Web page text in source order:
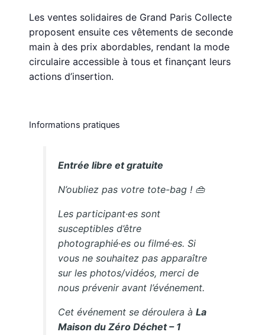
Les ventes solidaires de Grand Paris Collecte
proposent ensuite ces vêtements de seconde
main à des prix abordables, rendant la mode
circulaire accessible à tous et finançant leurs
actions d’insertion.
Informations pratiques
Entrée libre et gratuite
N’oubliez pas votre tote-bag ! 👜
Les participant·es sont
susceptibles d’être
photographié·es ou filmé·es. Si
vous ne souhaitez pas apparaître
sur les photos/vidéos, merci de
nous prévenir avant l’événement.
Cet événement se déroulera àLa
Maison du Zéro Déchet – 1